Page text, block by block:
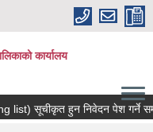
कार्यालय
सूचीकृत हुन निवेदन पेश गर्ने